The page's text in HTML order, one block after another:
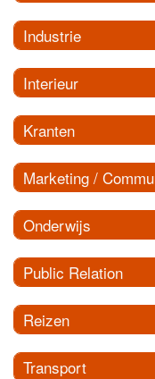
Industrie
Interieur
Kranten
Marketing /
Onderwijs
Public Relation
Reizen
Transport